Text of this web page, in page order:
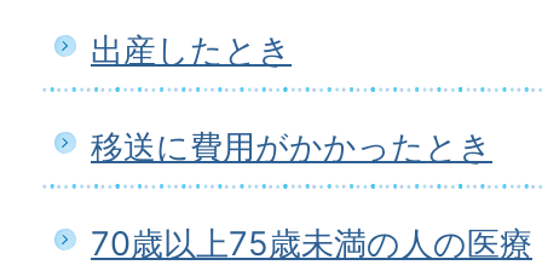
出産したとき
移送に費用がかかったとき
70歳以上75歳未満の人の医療